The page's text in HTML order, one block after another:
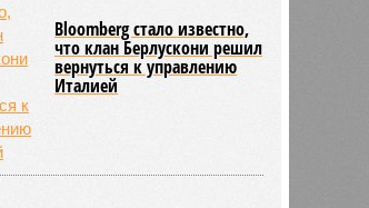
Bloomberg стало известно,
что клан Берлускони решил
вернуться к управлению
Италией